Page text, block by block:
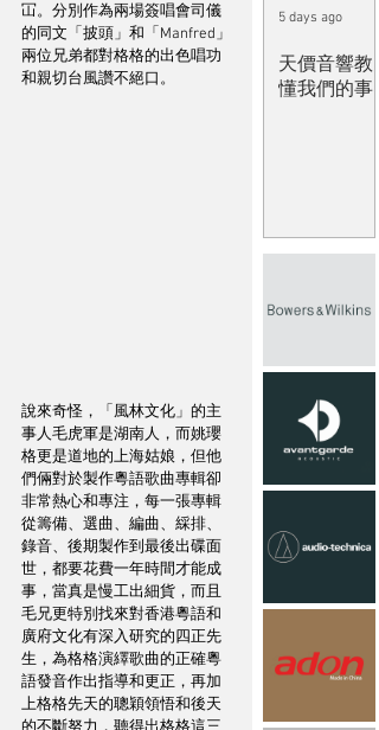
冚。分別作為兩場簽唱會司儀
的同文「披頭」和「Manfred」
兩位兄弟都對格格的出色唱功
和親切台風讚不絕口。
說來奇怪，「風林文化」的主
事人毛虎軍是湖南人，而姚瓔
格更是道地的上海姑娘，但他
們倆對於製作粵語歌曲專輯卻
非常熱心和專注，每一張專輯
從籌備、選曲、編曲、綵排、
錄音、後期製作到最後出碟面
世，都要花費一年時間才能成
事，當真是慢工出細貨，而且
毛兄更特別找來對香港粵語和
廣府文化有深入研究的四正先
生，為格格演繹歌曲的正確粵
語發音作出指導和更正，再加
上格格先天的聰穎領悟和後天
天價音響教
懂我們的事
5 days ago